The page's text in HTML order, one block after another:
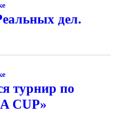
дел.
турнир по
CUP»